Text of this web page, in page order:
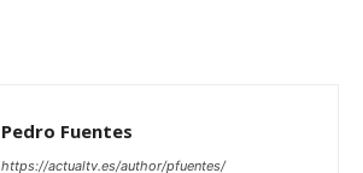
Pedro Fuentes
https://actualtv.es/author/pfuentes/